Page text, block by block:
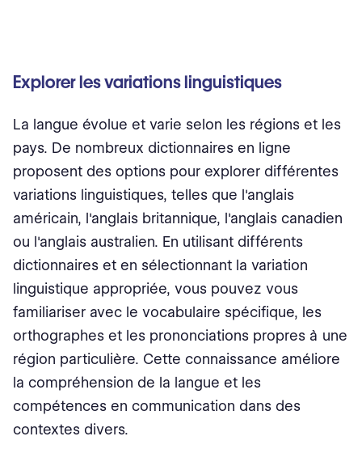
Explorer les variations linguistiques
La langue évolue et varie selon les régions et les
pays. De nombreux dictionnaires en ligne
proposent des options pour explorer différentes
variations linguistiques, telles que l'anglais
américain, l'anglais britannique, l'anglais canadien
ou l'anglais australien. En utilisant différents
dictionnaires et en sélectionnant la variation
linguistique appropriée, vous pouvez vous
familiariser avec le vocabulaire spécifique, les
orthographes et les prononciations propres à une
région particulière. Cette connaissance améliore
la compréhension de la langue et les
compétences en communication dans des
contextes divers.